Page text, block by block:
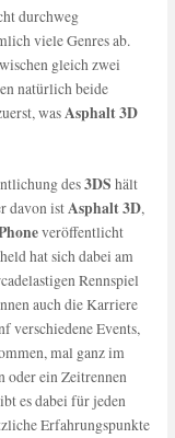
durchweg
viele Genres ab.
gleich zwei
natürlich beide
wasAsphalt 3D
des3DShält
davon istAsphalt 3D,
veröffentlicht
hat sich dabei am
Rennspiel
auch die Karriere
verschiedene Events,
mal ganz im
oder ein Zeitrennen
es dabei für jeden
Erfahrungspunkte